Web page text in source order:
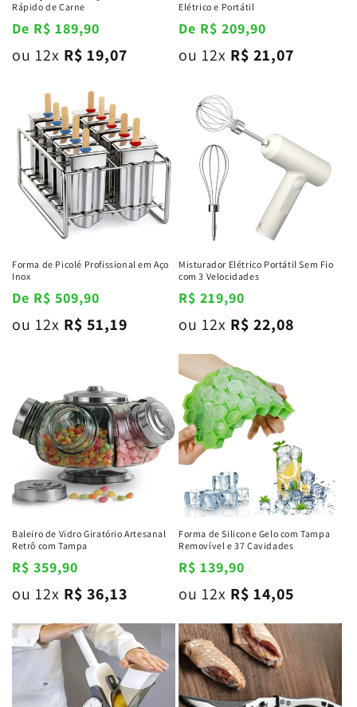
Rápido de Carne
Preço
normal
De R$ 189,90
ou 12x R$ 19,07
Elétrico e Portátil
Preço
normal
De R$ 209,90
ou 12x R$ 21,07
Forma de Picolé Profissional em Aço
Inox
Preço
normal
De R$ 509,90
ou 12x R$ 51,19
Misturador Elétrico Portátil Sem Fio
com 3 Velocidades
Preço
normal
R$ 219,90
ou 12x R$ 22,08
Baleiro de Vidro Giratório Artesanal
Retrô com Tampa
Preço
normal
R$ 359,90
ou 12x R$ 36,13
Forma de Silicone Gelo com Tampa
Removível e 37 Cavidades
Preço
normal
R$ 139,90
ou 12x R$ 14,05